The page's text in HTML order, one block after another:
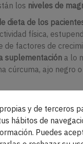
los niveles de
dieta de los
física,
factores de
suplementación a lo
cúrcuma, ajo negro
ha recomendado una
de una dieta blanda y
helado, que suele
a una cirugía, en
y de terceros
hábitos de
Puedes